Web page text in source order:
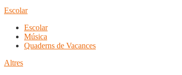
Escolar
Escolar
Música
Quaderns de Vacances
Altres